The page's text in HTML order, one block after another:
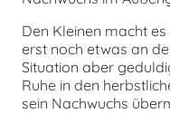
Den Kleinen macht
erst noch etwas an
Situation aber
Ruhe in den
sein Nachwuchs